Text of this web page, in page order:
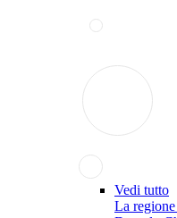
Vedi tutto
La